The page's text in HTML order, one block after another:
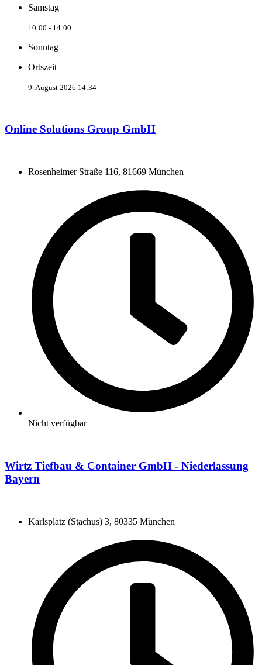
Samstag
10:00 - 14:00
Sonntag
Ortszeit
9. August 2026 14:34
Online Solutions Group GmbH
Rosenheimer Straße 116, 81669 München
Nicht verfügbar
Wirtz Tiefbau & Container GmbH - Niederlassung
Bayern
Karlsplatz (Stachus) 3, 80335 München